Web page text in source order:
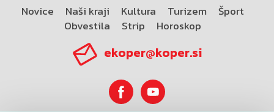
Novice Naši kraji Kultura Turizem
Šport
Obvestila
Strip Horoskop
ekoper@koper.si